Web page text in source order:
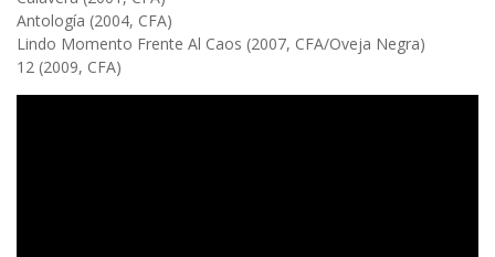
Antología (2004, CFA)
Lindo Momento Frente Al Caos (2007, CFA/Oveja Negra)
12 (2009, CFA)